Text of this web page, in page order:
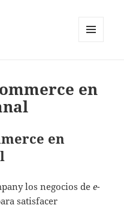
en
en
los negocios dee-
satisfacer